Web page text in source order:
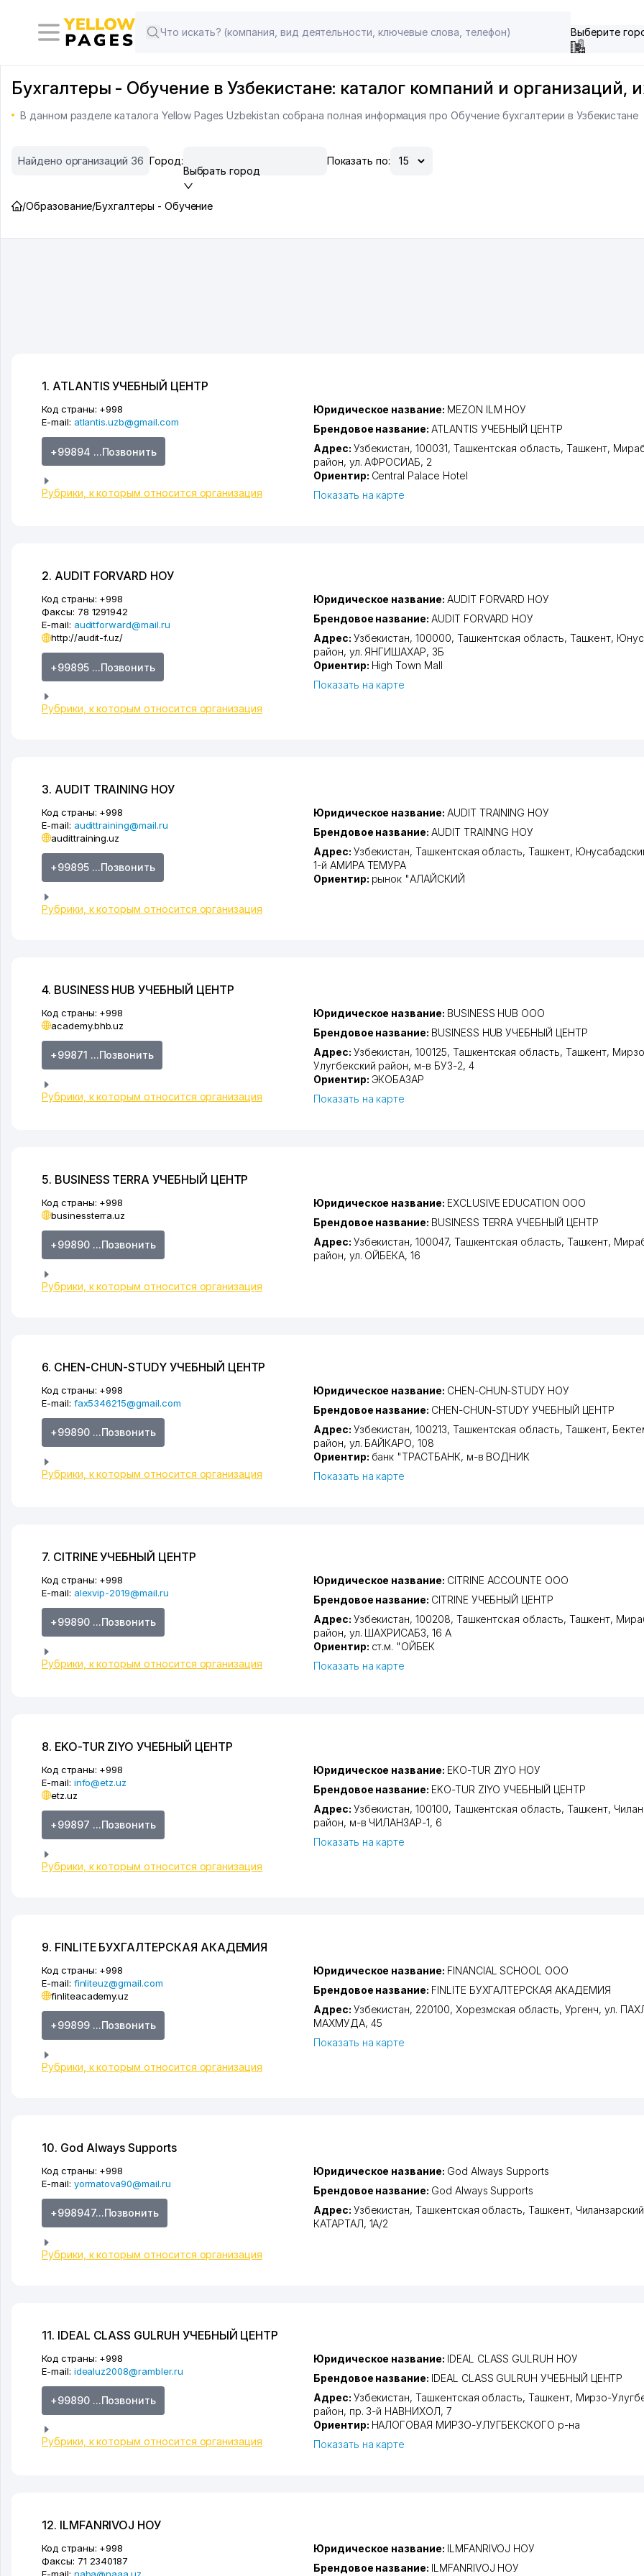
Выберите
Бухгалтеры - Обучение в Узбекистане: каталог компаний и организаций,
В данном разделе каталога Yellow Pages Uzbekistan собрана полная информация про Обучение бухгалтерии в Узбекистане
Найдено организаций 36 Город:
Выбрать город
Показать по:
/Образование/Бухгалтеры - Обучение
1. ATLANTIS УЧЕБНЫЙ ЦЕНТР
Код страны: +998
E-mail: atlantis.uzb@gmail.com
+99894 ...Позвонить
Рубрики, к которым относится организация
Юридическое название: MEZON ILM НОУ
Брендовое название: ATLANTIS УЧЕБНЫЙ ЦЕНТР
Адрес: Узбекистан, 100031, Ташкентская область, Ташкент,
район, ул. АФРОСИАБ, 2
Ориентир: Central Palace Hotel
Показать на карте
2. AUDIT FORVARD НОУ
Код страны: +998
Факсы: 78 1291942
E-mail: auditforward@mail.ru
http://audit-f.uz/
+99895 ...Позвонить
Рубрики, к которым относится организация
Юридическое название: AUDIT FORVARD НОУ
Брендовое название: AUDIT FORVARD НОУ
Адрес: Узбекистан, 100000, Ташкентская область, Ташкент,
район, ул. ЯНГИШАХАР, 3Б
Ориентир: High Town Mall
Показать на карте
3. AUDIT TRAINING НОУ
Код страны: +998
E-mail: audittraining@mail.ru
audittraining.uz
+99895 ...Позвонить
Рубрики, к которым относится организация
Юридическое название: AUDIT TRAINING НОУ
Брендовое название: AUDIT TRAINING НОУ
Адрес: Узбекистан,Ташкентская область,Ташкент,
1-й АМИРА ТЕМУРА
Ориентир: рынок "АЛАЙСКИЙ
4. BUSINESS HUB УЧЕБНЫЙ ЦЕНТР
Код страны: +998
academy.bhb.uz
+99871 ...Позвонить
Рубрики, к которым относится организация
Юридическое название: BUSINESS HUB ООО
Брендовое название: BUSINESS HUB УЧЕБНЫЙ ЦЕНТР
Адрес: Узбекистан, 100125, Ташкентская область, Ташкент,
Улугбекский район, м-в БУЗ-2, 4
Ориентир: ЭКОБАЗАР
Показать на карте
5. BUSINESS TERRA УЧЕБНЫЙ ЦЕНТР
Код страны: +998
businessterra.uz
+99890 ...Позвонить
Рубрики, к которым относится организация
Юридическое название: EXCLUSIVE EDUCATION ООО
Брендовое название: BUSINESS TERRA УЧЕБНЫЙ ЦЕНТР
Адрес: Узбекистан, 100047, Ташкентская область, Ташкент,
район, ул. ОЙБЕКА, 16
6. CHEN-CHUN-STUDY УЧЕБНЫЙ ЦЕНТР
Код страны: +998
E-mail: fax5346215@gmail.com
+99890 ...Позвонить
Рубрики, к которым относится организация
Юридическое название: CHEN-CHUN-STUDY НОУ
Брендовое название: CHEN-CHUN-STUDY УЧЕБНЫЙ ЦЕНТР
Адрес: Узбекистан, 100213, Ташкентская область, Ташкент,
район, ул. БАЙКАРО, 108
Ориентир: банк "ТРАСТБАНК, м-в ВОДНИК
Показать на карте
7. CITRINE УЧЕБНЫЙ ЦЕНТР
Код страны: +998
E-mail: alexvip-2019@mail.ru
+99890 ...Позвонить
Рубрики, к которым относится организация
Юридическое название: CITRINE ACCOUNTE ООО
Брендовое название: CITRINE УЧЕБНЫЙ ЦЕНТР
Адрес: Узбекистан, 100208, Ташкентская область, Ташкент,
район, ул. ШАХРИСАБЗ, 16 А
Ориентир: ст.м. "ОЙБЕК
Показать на карте
8. EKO-TUR ZIYO УЧЕБНЫЙ ЦЕНТР
Код страны: +998
E-mail: info@etz.uz
etz.uz
+99897 ...Позвонить
Рубрики, к которым относится организация
Юридическое название: EKO-TUR ZIYO НОУ
Брендовое название: EKO-TUR ZIYO УЧЕБНЫЙ ЦЕНТР
Адрес: Узбекистан, 100100, Ташкентская область, Ташкент,
район, м-в ЧИЛАНЗАР-1, 6
Показать на карте
9. FINLITE БУХГАЛТЕРСКАЯ АКАДЕМИЯ
Код страны: +998
E-mail: finliteuz@gmail.com
finliteacademy.uz
+99899 ...Позвонить
Рубрики, к которым относится организация
Юридическое название: FINANCIAL SCHOOL ООО
Брендовое название: FINLITE БУХГАЛТЕРСКАЯ АКАДЕМИЯ
Адрес: Узбекистан, 220100, Хорезмская область, Ургенч,ул.
МАХМУДА, 45
Показать на карте
10. God Always Supports
Код страны: +998
E-mail: yormatova90@mail.ru
+998947...Позвонить
Рубрики, к которым относится организация
Юридическое название: God Always Supports
Брендовое название: God Always Supports
Адрес: Узбекистан,Ташкентская область,Ташкент,
КАТАРТАЛ, 1А/2
11. IDEAL CLASS GULRUH УЧЕБНЫЙ ЦЕНТР
Код страны: +998
E-mail: idealuz2008@rambler.ru
+99890 ...Позвонить
Рубрики, к которым относится организация
Юридическое название: IDEAL CLASS GULRUH НОУ
Брендовое название: IDEAL CLASS GULRUH УЧЕБНЫЙ ЦЕНТР
Адрес: Узбекистан,Ташкентская область,Ташкент, Мирзо-
район, пр. 3-й НАВНИХОЛ, 7
Ориентир: НАЛОГОВАЯ МИРЗО-УЛУГБЕКСКОГО р-на
Показать на карте
12. ILMFANRIVOJ НОУ
Код страны: +998
Факсы: 71 2340187
E-mail: naba@naaa.uz
Юридическое название: ILMFANRIVOJ НОУ
Брендовое название: ILMFANRIVOJ НОУ